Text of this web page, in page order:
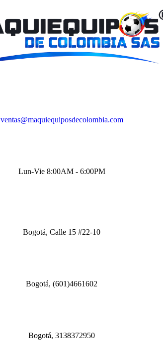
ventas@maquiequiposdecolombia.com
Lun-Vie 8:00AM - 6:00PM
Bogotá, Calle 15 #22-10
Bogotá, (601)4661602
Bogotá, 3138372950